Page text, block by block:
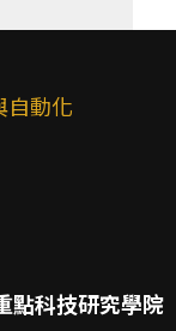
自動化
點科技研究學院